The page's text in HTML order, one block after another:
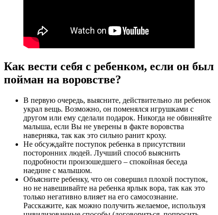
Как вести себя с ребенком, если он был
пойман на воровстве?
В первую очередь, выясните, действительно ли ребенок
украл вещь. Возможно, он поменялся игрушками с
другом или ему сделали подарок. Никогда не обвиняйте
малыша, если Вы не уверены в факте воровства
наверняка, так как это сильно ранит кроху.
Не обсуждайте поступок ребенка в присутствии
посторонних людей. Лучший способ выяснить
подробности произошедшего – спокойная беседа
наедине с малышом.
Объясните ребенку, что он совершил плохой поступок,
но не навешивайте на ребенка ярлык вора, так как это
только негативно влияет на его самосознание.
Расскажите, как можно получить желаемое, используя